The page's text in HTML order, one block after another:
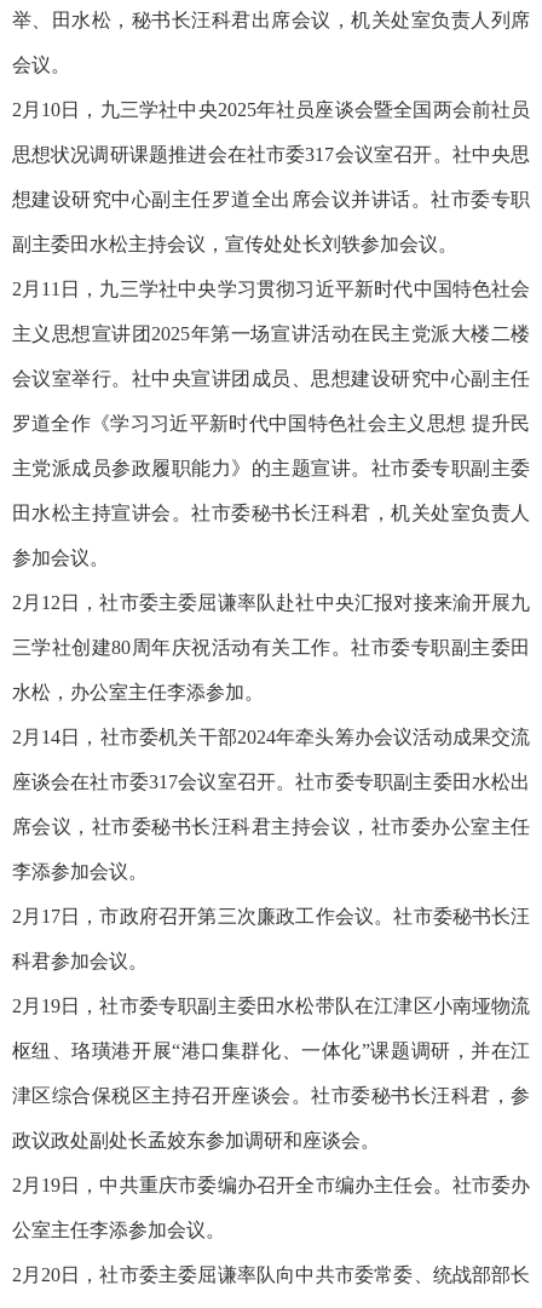
举、田水松，秘书长汪科君出席会议，机关处室负责人列席
会议。
2月10日，九三学社中央2025年社员座谈会暨全国两会前社员
思想状况调研课题推进会在社市委317会议室召开。社中央思
想建设研究中心副主任罗道全出席会议并讲话。社市委专职
副主委田水松主持会议，宣传处处长刘轶参加会议。
2月11日，九三学社中央学习贯彻习近平新时代中国特色社会
主义思想宣讲团2025年第一场宣讲活动在民主党派大楼二楼
会议室举行。社中央宣讲团成员、思想建设研究中心副主任
罗道全作《学习习近平新时代中国特色社会主义思想 提升民
主党派成员参政履职能力》的主题宣讲。社市委专职副主委
田水松主持宣讲会。社市委秘书长汪科君，机关处室负责人
参加会议。
2月12日，社市委主委屈谦率队赴社中央汇报对接来渝开展九
三学社创建80周年庆祝活动有关工作。社市委专职副主委田
水松，办公室主任李添参加。
2月14日，社市委机关干部2024年牵头筹办会议活动成果交流
座谈会在社市委317会议室召开。社市委专职副主委田水松出
席会议，社市委秘书长汪科君主持会议，社市委办公室主任
李添参加会议。
2月17日，市政府召开第三次廉政工作会议。社市委秘书长汪
科君参加会议。
2月19日，社市委专职副主委田水松带队在江津区小南垭物流
枢纽、珞璜港开展“港口集群化、一体化”课题调研，并在江
津区综合保税区主持召开座谈会。社市委秘书长汪科君，参
政议政处副处长孟姣东参加调研和座谈会。
2月19日，中共重庆市委编办召开全市编办主任会。社市委办
公室主任李添参加会议。
2月20日，社市委主委屈谦率队向中共市委常委、统战部部长